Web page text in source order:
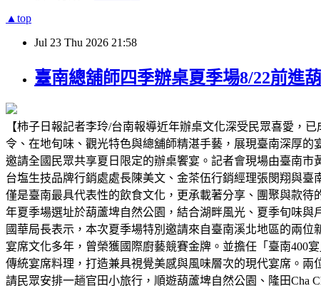
▲top
Jul 23 Thu 2026 21:58
臺南總舖師四季辦桌夏季場8/22前進
【柿子日報記者李玲/台南報導近年辦桌文化深受民眾喜愛，
令、在地旬味、觀光特色與總舖師精湛手藝，展現臺南深厚的
邀請全國民眾共享夏日限定的辦桌饗宴。記者會現場由臺南
台塩生技品牌行銷處處長陳美文、金茶伍行銷經理張閔翔與
僅是臺南最具代表性的飲食文化，更承載著分享、團聚與款
年夏季場選址於葫蘆埤自然公園，結合湖畔風光、夏季旬味
國華局長表示，本次夏季場特別邀請來自臺南溪北地區的兩
宴席文化多年，曾榮獲國際廚藝競賽金牌。並擔任「臺南400
傳統宴席料理，打造兼具視覺美感與風味層次的現代宴席。
請民眾安排一趟官田小旅行，順遊葫蘆埤自然公園、隆田Cha